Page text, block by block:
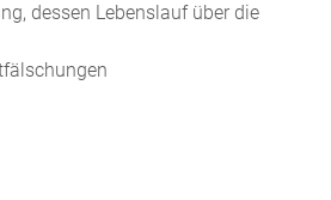
dessen Lebenslauf über die